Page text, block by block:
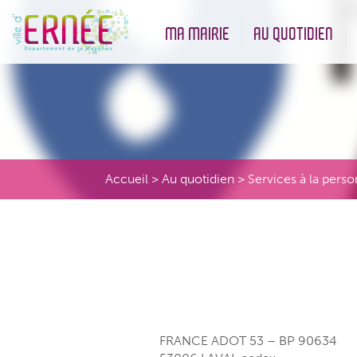
MA MAIRIE AU QUOTIDIEN
Accueil > Au quotidien > Services à la
FRANCE ADOT 53 – BP 90634